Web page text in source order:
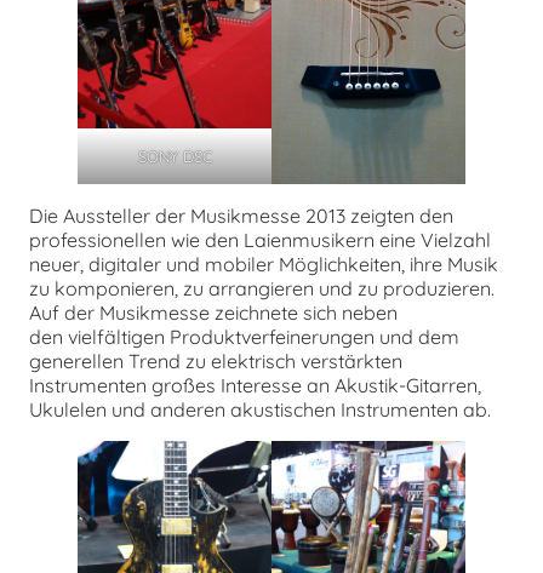
SONY DSC
Die Aussteller der Musikmesse 2013 zeigten den
professionellen wie den Laienmusikern eine Vielzahl
neuer, digitaler und mobiler Möglichkeiten, ihre Musik
zu komponieren, zu arrangieren und zu produzieren.
Auf der Musikmesse zeichnete sich neben
den vielfältigen Produktverfeinerungen und dem
generellen Trend zu elektrisch verstärkten
Instrumenten großes Interesse an Akustik-Gitarren,
Ukulelen und anderen akustischen Instrumenten ab.